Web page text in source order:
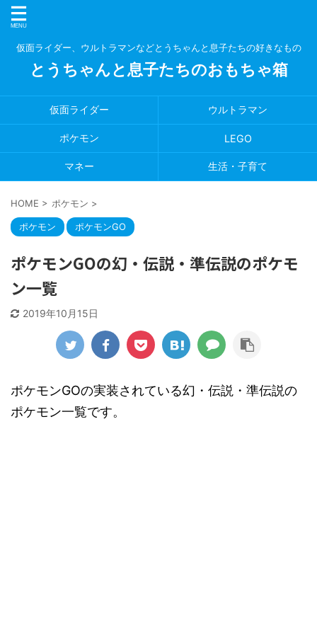
仮面ライダー、ウルトラマンなどとうちゃんと息子たちの好きなもの
とうちゃんと息子たちのおもちゃ箱
仮面ライダー ウルトラマン
ポケモン LEGO
マネー 生活・子育て
HOME > ポケモン >
ポケモン ポケモンGO
ポケモンGOの幻・伝説・準伝説のポケモ
ン一覧
2019年10月15日
ポケモンGOの実装されている幻・伝説・準伝説の
ポケモン一覧です。